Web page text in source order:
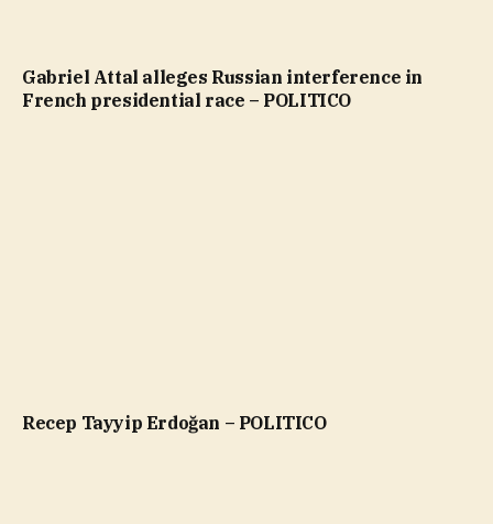
Gabriel Attal alleges Russian interference in
French presidential race – POLITICO
Recep Tayyip Erdoğan – POLITICO